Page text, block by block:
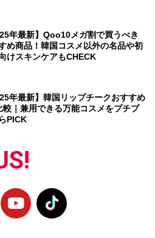
年最新】Qoo10メガ割で買うべき
め商品！韓国コスメ以外の名品や初
けスキンケアもCHECK
年最新】韓国リップチークおすすめ
較｜兼用できる万能コスメをプチプ
PICK